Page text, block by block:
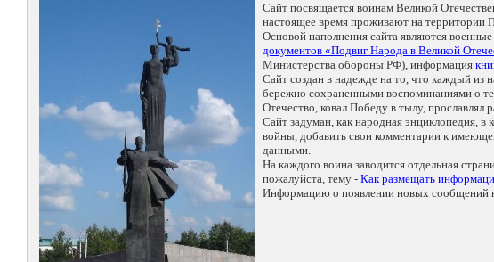
Сайт посвящается воинам Великой
настоящее время проживают на территории
Основой наполнения сайта являются
документов «Подвиг Народа в Великой
Министерства обороны РФ), информация
Сайт создан в надежде на то, что каждый
бережно сохраненными воспоминаниями о
Отечество, ковал Победу в тылу,
Сайт задуман, как народная энциклопедия,
войны, добавить свои комментарии к
данными.
На каждого воина заводится отдельная
пожалуйста, тему - Как размещать
Информацию о появлении новых сообщений